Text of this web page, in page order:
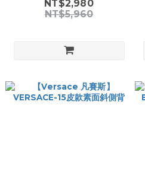
NT$2,980
NT$5,960